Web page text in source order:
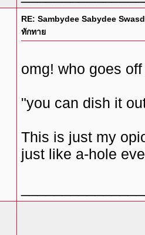
RE: Sambydee Sabydee
ทักทาย
omg! who goes
"you can dish it
This is just my
just like a-hole